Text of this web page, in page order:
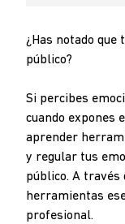
¿Has notado
público?
Si percibes
cuando expones
aprender
y regular tus
público. A
herramientas
profesional.